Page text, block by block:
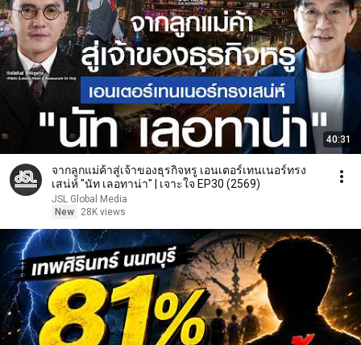
40:31
จากลูกแม่ค้าสู่เจ้าของธุรกิจหรู เอนเตอร์เทนเนอร์ทรง
เสน่ห์ "นัท เลอทาน่า" | เจาะใจ EP30 (2569)
JSL Global Media
New
28K views